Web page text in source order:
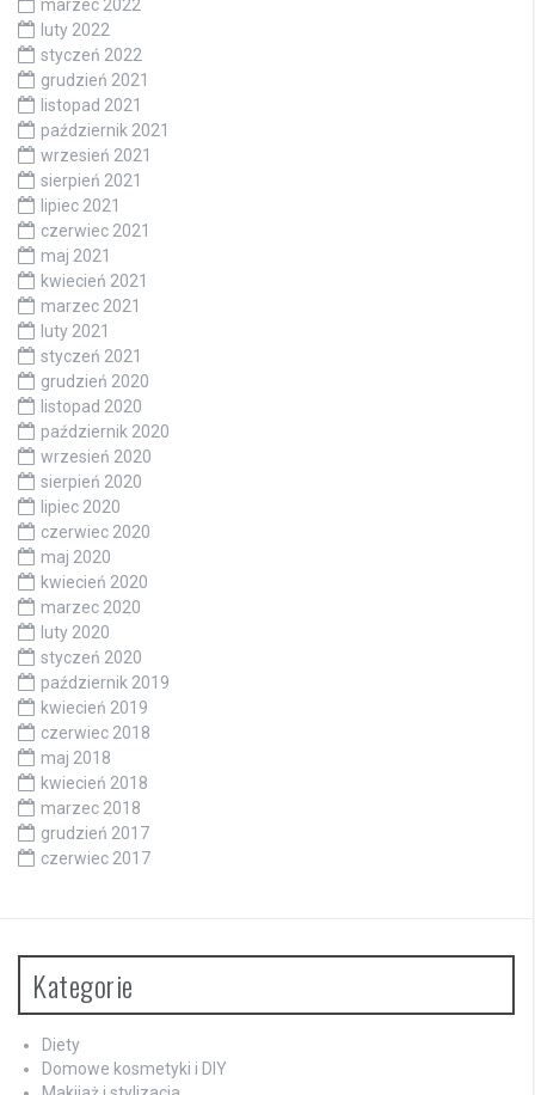
marzec 2022
luty 2022
styczeń 2022
grudzień 2021
listopad 2021
październik 2021
wrzesień 2021
sierpień 2021
lipiec 2021
czerwiec 2021
maj 2021
kwiecień 2021
marzec 2021
luty 2021
styczeń 2021
grudzień 2020
listopad 2020
październik 2020
wrzesień 2020
sierpień 2020
lipiec 2020
czerwiec 2020
maj 2020
kwiecień 2020
marzec 2020
luty 2020
styczeń 2020
październik 2019
kwiecień 2019
czerwiec 2018
maj 2018
kwiecień 2018
marzec 2018
grudzień 2017
czerwiec 2017
Kategorie
Diety
Domowe kosmetyki i DIY